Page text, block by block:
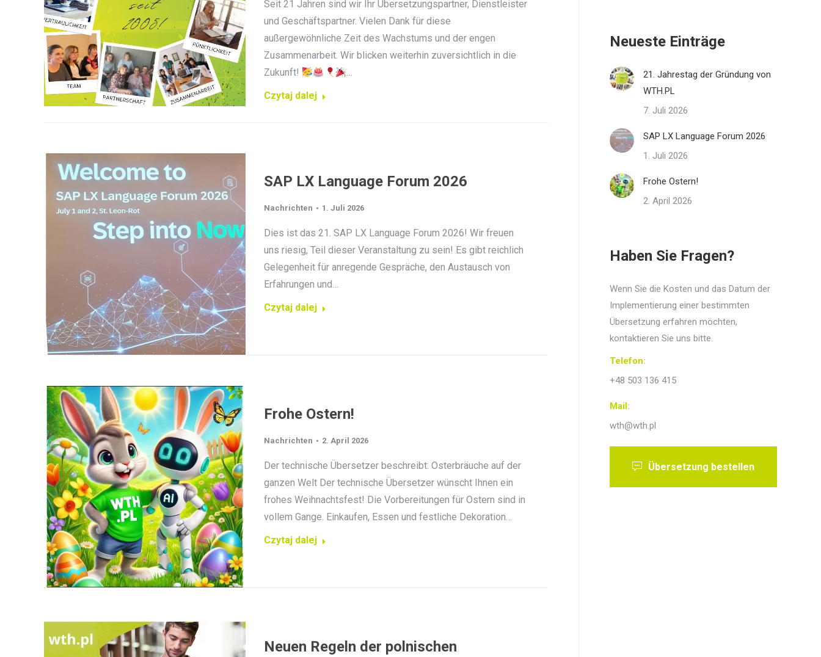
Seit 21 Jahren sind wir Ihr Übersetzungspartner, Dienstleister
und Geschäftspartner. Vielen Dank für diese
außergewöhnliche Zeit des Wachstums und der engen
Zusammenarbeit. Wir blicken weiterhin zuversichtlich in die
Zukunft!
…
Czytaj dalej
SAP LX Language Forum 2026
Nachrichten 1. Juli 2026
Dies ist das 21. SAP LX Language Forum 2026! Wir freuen
uns riesig, Teil dieser Veranstaltung zu sein! Es gibt reichlich
Gelegenheit für anregende Gespräche, den Austausch von
Erfahrungen und…
Czytaj dalej
Frohe Ostern!
Nachrichten 2. April 2026
Der technische Übersetzer beschreibt: Osterbräuche auf der
ganzen Welt Der technische Übersetzer wünscht Ihnen ein
frohes Weihnachtsfest! Die Vorbereitungen für Ostern sind in
vollem Gange. Einkaufen, Essen und festliche Dekoration…
Czytaj dalej
Neuen Regeln der polnischen
Neueste Einträge
21. Jahrestag der Gründung von
WTH.PL
7. Juli 2026
SAP LX Language Forum 2026
1. Juli 2026
Frohe Ostern!
2. April 2026
Haben Sie Fragen?
Wenn Sie die Kosten und das Datum der
Implementierung einer bestimmten
Übersetzung erfahren möchten,
kontaktieren Sie uns bitte.
Telefon:
+48 503 136 415
Mail:
wth@wth.pl
Übersetzung bestellen